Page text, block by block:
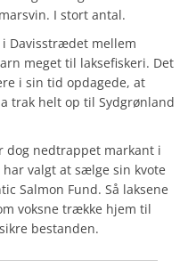
I stort antal.
Davisstrædet mellem
meget til laksefiskeri. Det
i sin tid opdagede, at
trak helt op til Sydgrønland
dog nedtrappet markant i
valgt at sælge sin kvote
Salmon Fund. Så laksene
voksne trække hjem til
bestanden.